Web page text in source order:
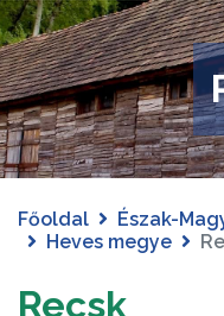
Főoldal
Észak-
Heves megye
Recsk